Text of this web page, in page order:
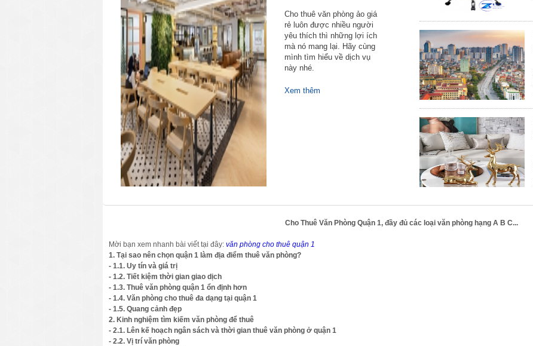
Cho thuê văn phòng ảo giá
rẻ luôn được nhiều người
yêu thích thì những lợi ích
mà nó mang lại. Hãy cùng
mình tìm hiểu về dịch vụ
này nhé.
Xem thêm
Cho Thuê Văn Phòng Quận 1, đầy đủ các loại văn phòng hạng A B C...
Mời bạn xem nhanh bài viết tại đây: văn phòng cho thuê quận 1
1. Tại sao nên chọn quận 1 làm địa điểm thuê văn phòng?
- 1.1. Uy tín và giá trị
- 1.2. Tiết kiệm thời gian giao dịch
- 1.3. Thuê văn phòng quận 1 ổn định hơn
- 1.4. Văn phòng cho thuê đa dạng tại quận 1
- 1.5. Quang cảnh đẹp
2. Kinh nghiệm tìm kiếm văn phòng để thuê
- 2.1. Lên kế hoạch ngân sách và thời gian thuê văn phòng ở quận 1
- 2.2. Vị trí văn phòng